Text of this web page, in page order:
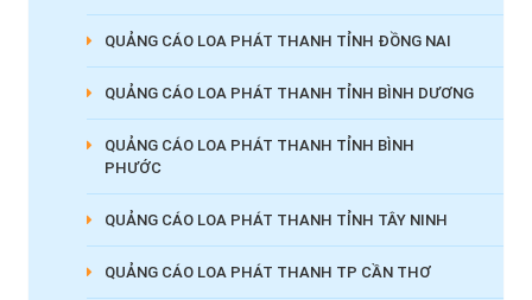
QUẢNG CÁO LOA PHÁT THANH TỈNH ĐỒNG NAI
QUẢNG CÁO LOA PHÁT THANH TỈNH BÌNH DƯƠNG
QUẢNG CÁO LOA PHÁT THANH TỈNH BÌNH
PHƯỚC
QUẢNG CÁO LOA PHÁT THANH TỈNH TÂY NINH
QUẢNG CÁO LOA PHÁT THANH TP CẦN THƠ